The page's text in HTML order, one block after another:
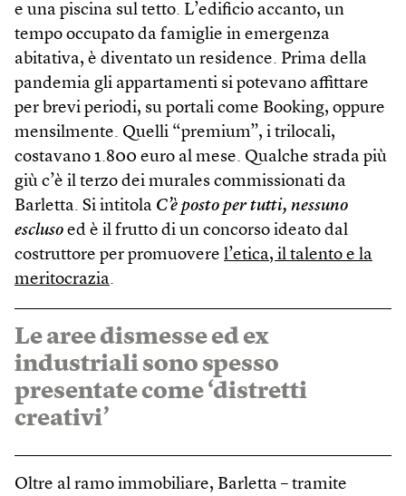
e una piscina sul tetto. L’edificio accanto, un
tempo occupato da famiglie in emergenza
abitativa, è diventato un residence. Prima della
pandemia gli appartamenti si potevano affittare
per brevi periodi, su portali come Booking, oppure
mensilmente. Quelli “premium”, i trilocali,
costavano 1.800 euro al mese. Qualche strada più
giù c’è il terzo dei murales commissionati da
Barletta. Si intitola C’è posto per tutti, nessuno
escluso ed è il frutto di un concorso ideato dal
costruttore per promuovere l’etica, il talento e la
meritocrazia.
Le aree dismesse ed ex
industriali sono spesso
presentate come ‘distretti
creativi’
Oltre al ramo immobiliare, Barletta – tramite